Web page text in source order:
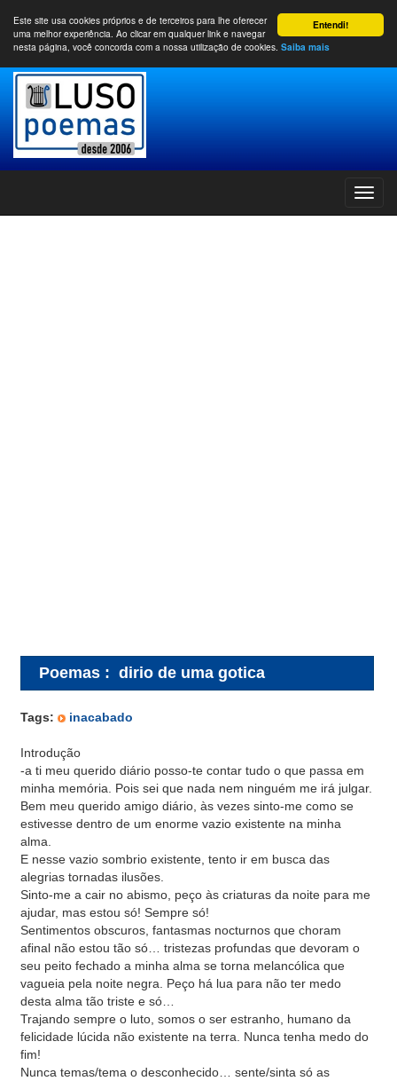
Entendi!
Este site usa cookies próprios e de terceiros para lhe oferecer
uma melhor experiência. Ao clicar em qualquer link e navegar
nesta página, você concorda com a nossa utilização de cookies. Saiba mais
Poemas : dirio de uma gotica
Tags: inacabado
Introdução
-a ti meu querido diário posso-te contar tudo o que passa em
minha memória. Pois sei que nada nem ninguém me irá julgar.
Bem meu querido amigo diário, às vezes sinto-me como se
estivesse dentro de um enorme vazio existente na minha
alma.
E nesse vazio sombrio existente, tento ir em busca das
alegrias tornadas ilusões.
Sinto-me a cair no abismo, peço às criaturas da noite para me
ajudar, mas estou só! Sempre só!
Sentimentos obscuros, fantasmas nocturnos que choram
afinal não estou tão só… tristezas profundas que devoram o
seu peito fechado a minha alma se torna melancólica que
vagueia pela noite negra. Peço há lua para não ter medo
desta alma tão triste e só…
Trajando sempre o luto, somos o ser estranho, humano da
felicidade lúcida não existente na terra. Nunca tenha medo do
fim!
Nunca temas/tema o desconhecido… sente/sinta só as